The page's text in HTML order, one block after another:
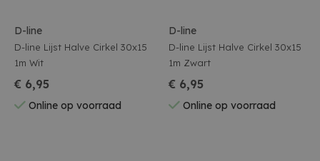
D-line
D-line Lijst Halve Cirkel 30x15
1m Wit
€ 6,95
Online op voorraad
D-line
D-line Lijst Halve Cirkel 30x15
1m Zwart
€ 6,95
Online op voorraad